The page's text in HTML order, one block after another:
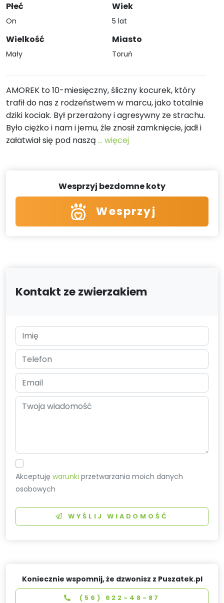
Płeć
On
Wielkość
Mały
Wiek
5 lat
Miasto
Toruń
AMOREK to 10-miesięczny, śliczny kocurek, który
trafił do nas z rodzeństwem w marcu, jako totalnie
dziki kociak. Był przerażony i agresywny ze strachu.
Było ciężko i nam i jemu, źle znosił zamknięcie, jadł i
załatwiał się pod naszą ... więcej
Wesprzyj bezdomne koty
Wesprzyj
Kontakt ze zwierzakiem
Akceptujęwarunki przetwarzania moich danych
osobowych
WYŚLIJ WIADOMOŚĆ
Koniecznie wspomnij, że dzwonisz z Puszatek.pl
(56) 622-48-87